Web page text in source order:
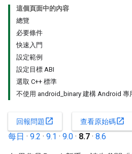
這個頁面中的內容
總覽
必要條件
快速入門
設定範例
設定目標 ABI
選取 C++ 標準
不使用 android_binary 建構 Android 專
回報問題open_in_new 查看原始碼open_in_new
每日 · 9.2 · 9.1 · 9.0 · 8.7 · 8.6